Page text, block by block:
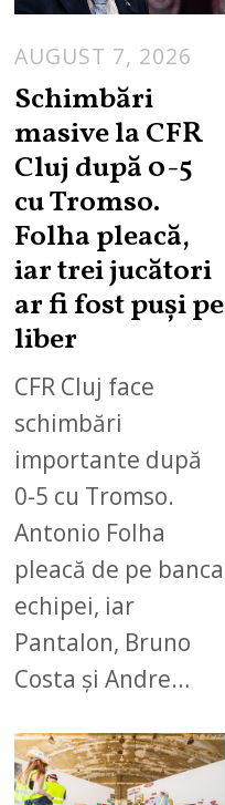
AUGUST 7, 2026
Schimbări
masive la CFR
Cluj după 0-5
cu Tromso.
Folha pleacă,
iar trei jucători
ar fi fost puși pe
liber
CFR Cluj face
schimbări
importante după
0-5 cu Tromso.
Antonio Folha
pleacă de pe banca
echipei, iar
Pantalon, Bruno
Costa și Andre…